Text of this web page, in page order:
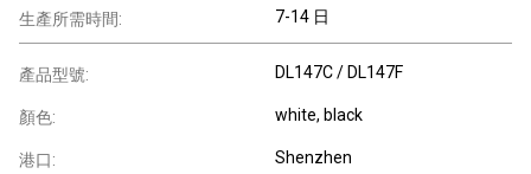
生產所需時間: 7-14 日
產品型號: DL147C / DL147F
顏色: white, black
港口: Shenzhen